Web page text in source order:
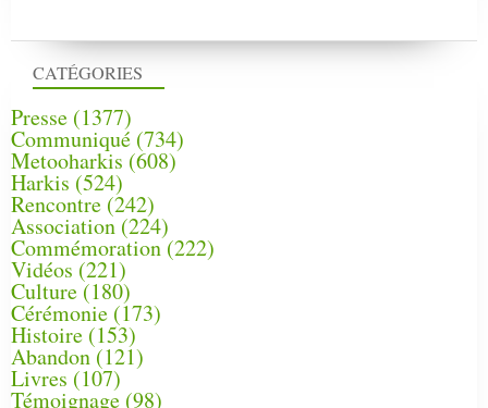
CATÉGORIES
Presse (1377)
Communiqué (734)
Metooharkis (608)
Harkis (524)
Rencontre (242)
Association (224)
Commémoration(222)
Vidéos (221)
Culture(180)
Cérémonie (173)
Histoire (153)
Abandon(121)
Livres (107)
Témoignage (98)